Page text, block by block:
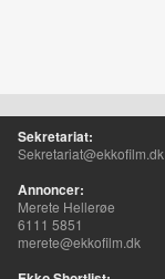
Sekretariat:
Sekretariat@ekkofilm.dk
Annoncer:
Merete Hellerøe
6111 5851
merete@ekkofilm.dk